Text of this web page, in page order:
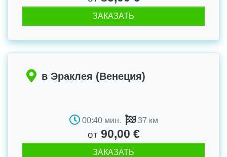
ЗАКАЗАТЬ
в Эраклея (Венеция)
00:40 мин. 37 км
от 90,00 €
ЗАКАЗАТЬ